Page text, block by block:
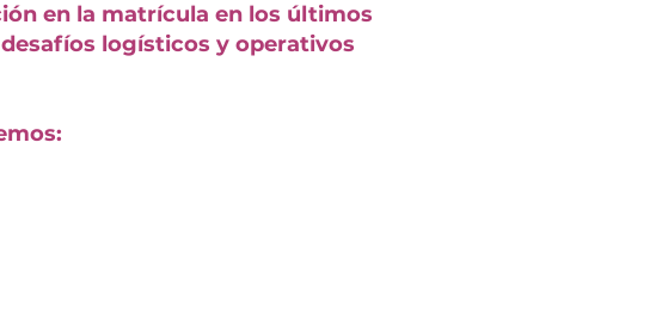
en la matrícula en los últimos
logísticos y operativos